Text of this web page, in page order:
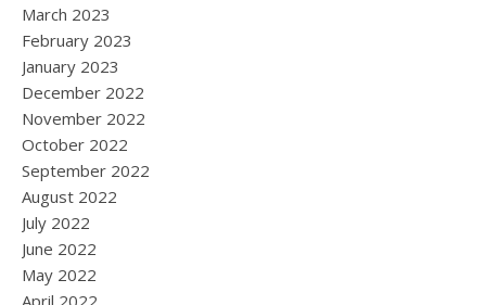
March 2023
February 2023
January 2023
December 2022
November 2022
October 2022
September 2022
August 2022
July 2022
June 2022
May 2022
April 2022